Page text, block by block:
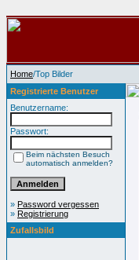
Home/Top Bilder
Registrierte Benutzer
Benutzername:
Passwort:
Beim nächsten Besuch
automatisch anmelden?
» Password vergessen
» Registrierung
Zufallsbild